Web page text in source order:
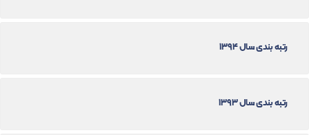
رتبه بندی سال 1394
رتبه بندی سال 1393